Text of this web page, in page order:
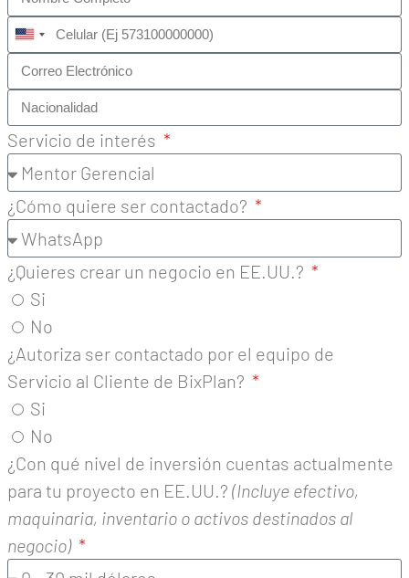
United
States
+1
Servicio de interés
¿Cómo quiere ser contactado?
¿Quieres crear un negocio en EE.UU.?
Si
No
¿Autoriza ser contactado por el equipo de
Servicio al Cliente de BixPlan?
Si
No
¿Con qué nivel de inversión cuentas actualmente
para tu proyecto en EE.UU.? (Incluye efectivo,
maquinaria, inventario o activos destinados al
negocio)